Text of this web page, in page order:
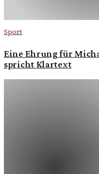
Sport
Eine Ehrung für
spricht Klartext